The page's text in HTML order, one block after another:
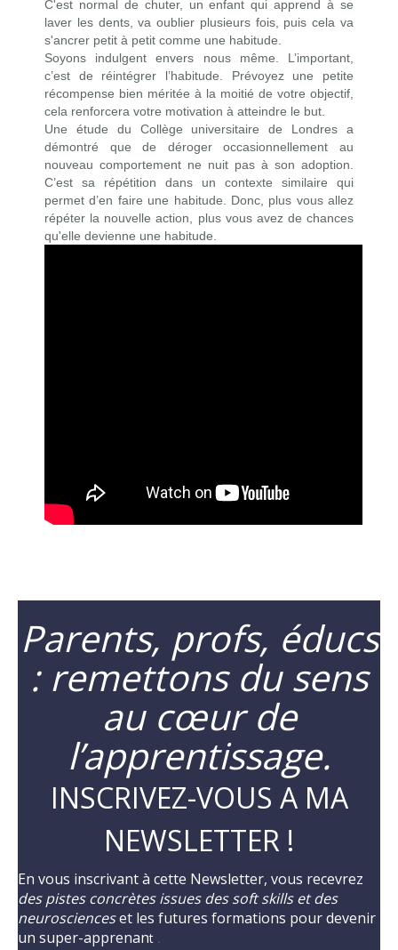
C'est normal de chuter, un enfant qui apprend à se
laver les dents, va oublier plusieurs fois, puis cela va
s'ancrer petit à petit comme une habitude.
Soyons indulgent envers nous même. L’important,
c’est de réintégrer l’habitude. Prévoyez une petite
récompense bien méritée à la moitié de votre objectif,
cela renforcera votre motivation à atteindre le but.
Une étude du Collège universitaire de Londres a
démontré que de déroger occasionnellement au
nouveau comportement ne nuit pas à son adoption.
C’est sa répétition dans un contexte similaire qui
permet d’en faire une habitude. Donc, plus vous allez
répéter la nouvelle action, plus vous avez de chances
qu'elle devienne une habitude.
Parents, profs, éducs
: remettons du sens
au cœur de
l’apprentissage.
INSCRIVEZ-VOUS A MA
NEWSLETTER !
En vous inscrivant à cette Newsletter, vous recevrez
des pistes concrètes issues des soft skills et des
neuroscienceset les futures formations pour devenir
un super-apprenant